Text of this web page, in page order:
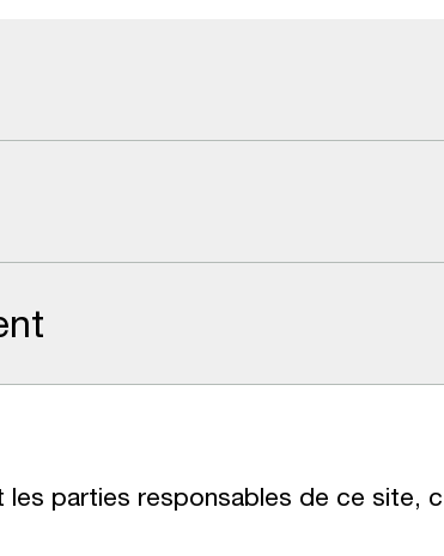
parties responsables de ce site,